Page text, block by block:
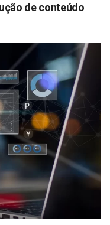
de conteúdo